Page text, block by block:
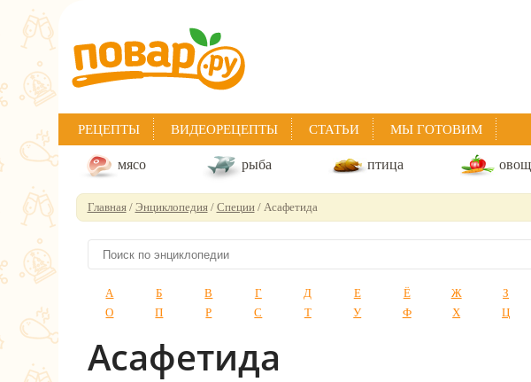
РЕЦЕПТЫ ВИДЕОРЕЦЕПТЫ СТАТЬИ МЫ ГОТОВИМ
мясо рыба птица
Главная/ Энциклопедия/ Специи/ Асафетида
А Б В Г Д Е Ё Ж З
О
П Р С Т У Ф Х Ц
Асафетида